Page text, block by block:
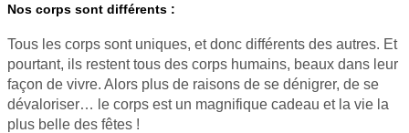
Nos corps sont différents :
Tous les corps sont uniques, et donc différents des autres. Et
pourtant, ils restent tous des corps humains, beaux dans leur
façon de vivre. Alors plus de raisons de se dénigrer, de se
dévaloriser… le corps est un magnifique cadeau et la vie la
plus belle des fêtes !